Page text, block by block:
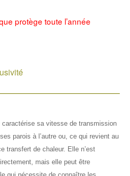
protège toute l’année
caractérise sa vitesse de transmission
ses parois à l’autre ou, ce qui revient au
transfert de chaleur. Elle n’est
mais elle peut être